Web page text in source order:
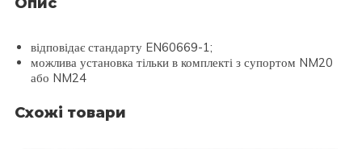
відповідає стандарту EN60669-1;
можлива установка тільки в комплекті з супортом NM20
або NM24
Схожі товари